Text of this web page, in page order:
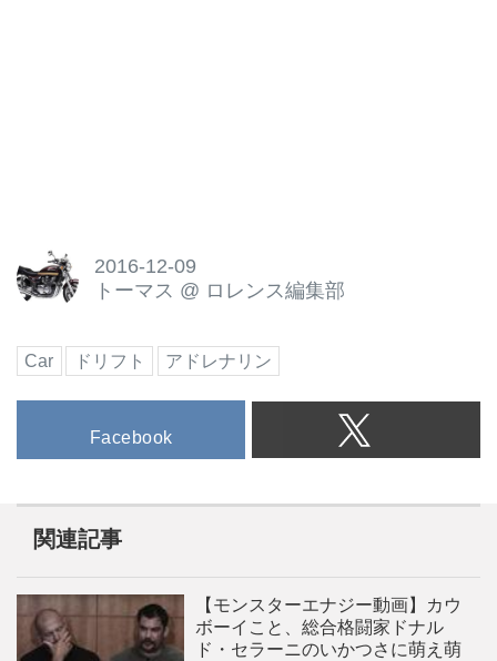
2016-12-09
トーマス @ ロレンス編集部
Car ドリフト アドレナリン
Facebook
関連記事
【モンスターエナジー動画】カウ
ボーイこと、総合格闘家ドナル
ド・セラーニのいかつさに萌え萌